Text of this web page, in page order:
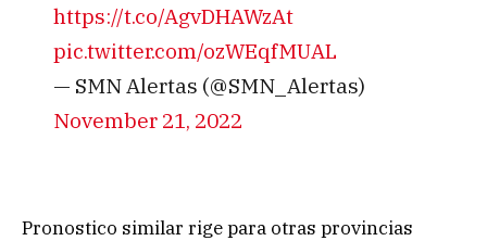
https://t.co/AgvDHAWzAt
pic.twitter.com/ozWEqfMUAL
— SMN Alertas (@SMN_Alertas)
November 21, 2022
Pronostico similar rige para otras provincias